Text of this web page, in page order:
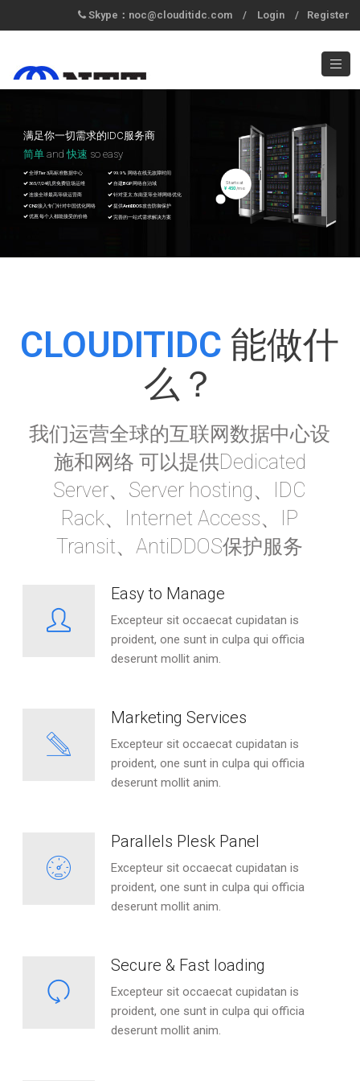
Skype：noc@clouditidc.com / Login / Register
满足你一切需求的IDC服务商
简单 and快速 so easy
全球Tier 3高标准数据中心
99.9% 网络在线无故障时间
365/7/24机房免费驻场运维
连接全球最高等级运营商
CN2接入专门针对中国优化网络
优惠 每个人都能接受的价格
自建BGP网络自治域
针对亚太 东南亚等全球网络优化
提供AntiDDOS攻击防御保护
完善的一站式需求解决方案
Starts at
¥ 450/mo
CLOUDITIDC 能做什
么？
我们运营全球的互联网数据中心设
施和网络 可以提供Dedicated
Server、Server hosting、IDC
Rack、Internet Access、IP
Transit、AntiDDOS保护服务
Easy to Manage
Excepteur sit occaecat cupidatan is
proident, one sunt in culpa qui officia
deserunt mollit anim.
Marketing Services
Excepteur sit occaecat cupidatan is
proident, one sunt in culpa qui officia
deserunt mollit anim.
Parallels Plesk Panel
Excepteur sit occaecat cupidatan is
proident, one sunt in culpa qui officia
deserunt mollit anim.
Secure & Fast loading
Excepteur sit occaecat cupidatan is
proident, one sunt in culpa qui officia
deserunt mollit anim.